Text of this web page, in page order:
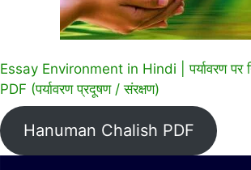
Essay Environment in Hindi | पर्यावरण पर
PDF (पर्यावरण प्रदूषण / संरक्षण)
Hanuman Chalish PDF